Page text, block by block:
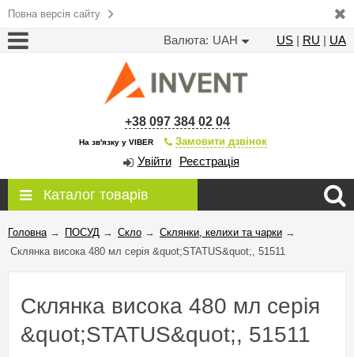
Повна версія сайту
Валюта: UAH US | RU | UA
+38 097 384 02 04
На зв'язку у VIBER Замовити дзвінок
Увійти Реєстрація
Каталог товарів
Головна → ПОСУД → Скло → Склянки, келихи та чарки →
Склянка висока 480 мл серія &quot;STATUS&quot;, 51511
Склянка висока 480 мл серія
&quot;STATUS&quot;, 51511